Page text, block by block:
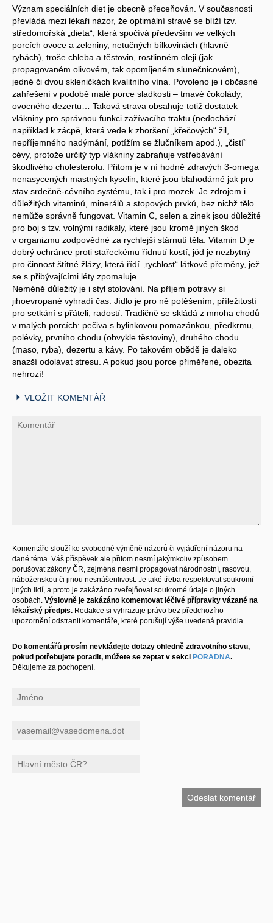
Význam speciálních diet je obecně přeceňován. V současnosti
převládá mezi lékaři názor, že optimální stravě se blíží tzv.
středomořská „dieta“, která spočívá především ve velkých
porcích ovoce a zeleniny, netučných bílkovinách (hlavně
rybách), troše chleba a těstovin, rostlinném oleji (jak
propagovaném olivovém, tak opomíjeném slunečnicovém),
jedné či dvou skleničkách kvalitního vína. Povoleno je i občasné
zahřešení v podobě malé porce sladkosti – tmavé čokolády,
ovocného dezertu… Taková strava obsahuje totiž dostatek
vlákniny pro správnou funkci zažívacího traktu (nedochází
například k zácpě, která vede k zhoršení „křečových“ žil,
nepříjemného nadýmání, potížím se žlučníkem apod.), „čistí“
cévy, protože určitý typ vlákniny zabraňuje vstřebávání
škodlivého cholesterolu. Přitom je v ní hodně zdravých 3-omega
nenasycených mastných kyselin, které jsou blahodárné jak pro
stav srdečně-cévního systému, tak i pro mozek. Je zdrojem i
důležitých vitaminů, minerálů a stopových prvků, bez nichž tělo
nemůže správně fungovat. Vitamin C, selen a zinek jsou důležité
pro boj s tzv. volnými radikály, které jsou kromě jiných škod
v organizmu zodpovědné za rychlejší stárnutí těla. Vitamin D je
dobrý ochránce proti stařeckému řídnutí kostí, jód je nezbytný
pro činnost štítné žlázy, která řídí „rychlost“ látkové přeměny, jež
se s přibývajícími léty zpomaluje.
Neméně důležitý je i styl stolování. Na příjem potravy si
jihoevropané vyhradí čas. Jídlo je pro ně potěšením, příležitostí
pro setkání s přáteli, radostí. Tradičně se skládá z mnoha chodů
v malých porcích: pečiva s bylinkovou pomazánkou, předkrmu,
polévky, prvního chodu (obvykle těstoviny), druhého chodu
(maso, ryba), dezertu a kávy. Po takovém obědě je daleko
snazší odolávat stresu. A pokud jsou porce přiměřené, obezita
nehrozí!
VLOŽIT KOMENTÁŘ
Komentáře slouží ke svobodné výměně názorů či vyjádření názoru na
dané téma. Váš příspěvek ale přitom nesmí jakýmkoliv způsobem
porušovat zákony ČR, zejména nesmí propagovat národnostní, rasovou,
náboženskou či jinou nesnášenlivost. Je také třeba respektovat soukromí
jiných lidí, a proto je zakázáno zveřejňovat soukromé údaje o jiných
osobách. Výslovně je zakázáno komentovat léčivé přípravky vázané na
lékařský předpis. Redakce si vyhrazuje právo bez předchozího
upozornění odstranit komentáře, které porušují výše uvedená pravidla.
Do komentářů prosím nevkládejte dotazy ohledně zdravotního stavu,
pokud potřebujete poradit, můžete se zeptat v sekci PORADNA.
Děkujeme za pochopení.